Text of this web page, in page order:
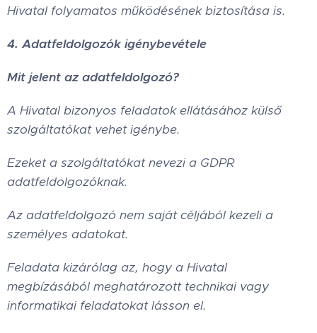
Hivatal folyamatos működésének biztosítása is.
4. Adatfeldolgozók igénybevétele
Mit jelent az adatfeldolgozó?
A Hivatal bizonyos feladatok ellátásához külső
szolgáltatókat vehet igénybe.
Ezeket a szolgáltatókat nevezi a GDPR
adatfeldolgozóknak.
Az adatfeldolgozó nem saját céljából kezeli a
személyes adatokat.
Feladata kizárólag az, hogy a Hivatal
megbízásából meghatározott technikai vagy
informatikai feladatokat lásson el.